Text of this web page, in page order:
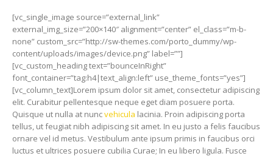
[vc_single_image source=”external_link”
external_img_size=”200×140″ alignment=”center” el_class=”m-b-
none” custom_src=”http://sw-themes.com/porto_dummy/wp-
content/uploads/images/device.png” label=””]
[vc_custom_heading text=”bounceInRight”
font_container=”tag:h4|text_align:left” use_theme_fonts=”yes”]
[vc_column_text]Lorem ipsum dolor sit amet, consectetur adipiscing
elit. Curabitur pellentesque neque eget diam posuere porta.
Quisque ut nulla at nuncvehicula lacinia. Proin adipiscing porta
tellus, ut feugiat nibh adipiscing sit amet. In eu justo a felis faucibus
ornare vel id metus. Vestibulum ante ipsum primis in faucibus orci
luctus et ultrices posuere cubilia Curae; In eu libero ligula. Fusce